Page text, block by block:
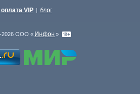
оплата VIP | блог
2026 ООО « Инфон »